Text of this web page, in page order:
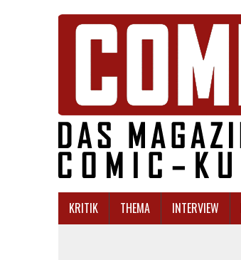
KRITIK THEMA INTERVIEW